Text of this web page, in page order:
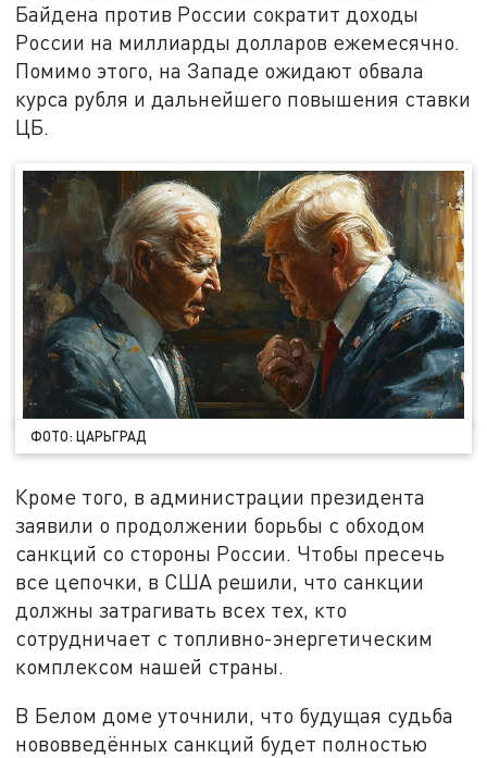
Байдена против России сократит доходы
России на миллиарды долларов ежемесячно.
Помимо этого, на Западе ожидают обвала
курса рубля и дальнейшего повышения ставки
ЦБ.
ФОТО: ЦАРЬГРАД
Кроме того, в администрации президента
заявили о продолжении борьбы с обходом
санкций со стороны России. Чтобы пресечь
все цепочки, в США решили, что санкции
должны затрагивать всех тех, кто
сотрудничает с топливно-энергетическим
комплексом нашей страны.
В Белом доме уточнили, что будущая судьба
нововведённых санкций будет полностью